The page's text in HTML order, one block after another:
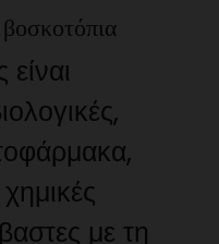
με τη